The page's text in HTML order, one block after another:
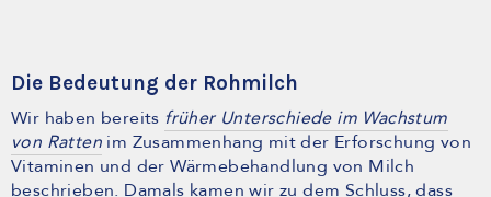
Die Bedeutung der Rohmilch
Wir haben bereits früher Unterschiede im Wachstum
von Ratten im Zusammenhang mit der Erforschung von
Vitaminen und der Wärmebehandlung von Milch
beschrieben. Damals kamen wir zu dem Schluss, dass